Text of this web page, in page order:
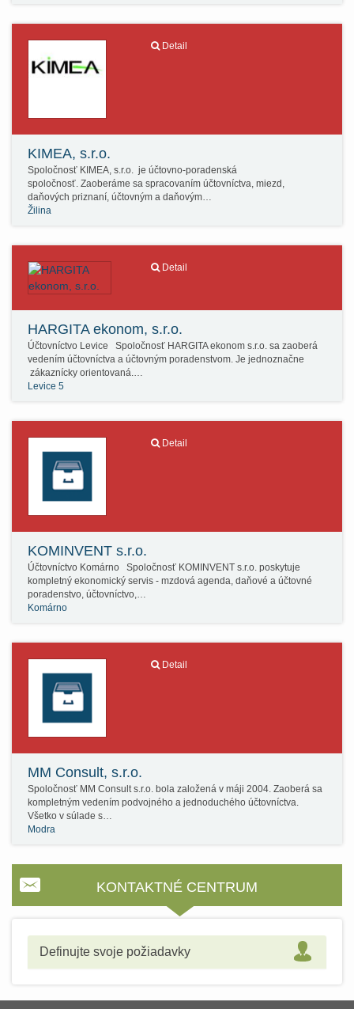
Detail
KIMEA, s.r.o.
Spoločnosť KIMEA, s.r.o. je účtovno-poradenská
spoločnosť. Zaoberáme sa spracovaním účtovníctva, miezd,
daňových priznaní, účtovným a daňovým…
Žilina
Detail
HARGITA ekonom, s.r.o.
Účtovníctvo Levice Spoločnosť HARGITA ekonom s.r.o. sa zaoberá
vedením účtovníctva a účtovným poradenstvom. Je jednoznačne
zákaznícky orientovaná.…
Levice 5
Detail
KOMINVENT s.r.o.
Účtovníctvo Komárno Spoločnosť KOMINVENT s.r.o. poskytuje
kompletný ekonomický servis - mzdová agenda, daňové a účtovné
poradenstvo, účtovníctvo,…
Komárno
Detail
MM Consult, s.r.o.
Spoločnosť MM Consult s.r.o. bola založená v máji 2004. Zaoberá sa
kompletným vedením podvojného a jednoduchého účtovníctva.
Všetko v súlade s…
Modra
KONTAKTNÉ CENTRUM
Definujte svoje požiadavky